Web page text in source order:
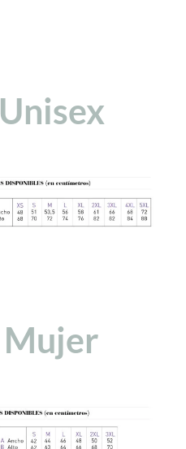
Unisex
Mujer